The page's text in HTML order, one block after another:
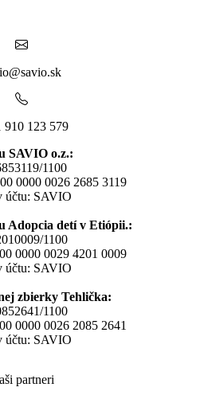
910 123 579
SAVIO o.z.:
1100
0000 0026 2685 3119
účtu: SAVIO
Adopcia detí v Etiópii.:
1100
0000 0029 4201 0009
účtu: SAVIO
zbierky Tehlička:
1100
0000 0026 2085 2641
účtu: SAVIO
partneri